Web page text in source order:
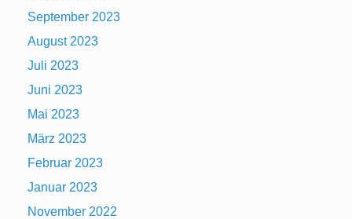
September 2023
August 2023
Juli 2023
Juni 2023
Mai 2023
März 2023
Februar 2023
Januar 2023
November 2022